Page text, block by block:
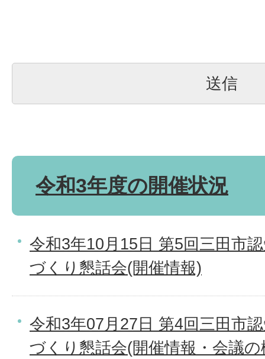
令和3年度の開催状況
令和3年10月15日 第5回三田市
づくり懇話会(開催情報)
令和3年07月27日 第4回三田市
づくり懇話会(開催情報・会議の